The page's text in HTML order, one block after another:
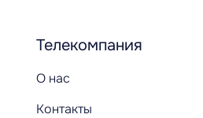
Телекомпания
О нас
Контакты